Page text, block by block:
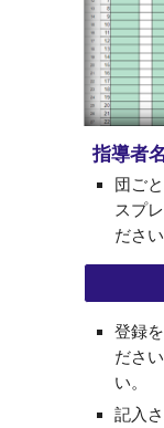
指導者
団ご
スプ
ださい
登録
ださ
い。
記入